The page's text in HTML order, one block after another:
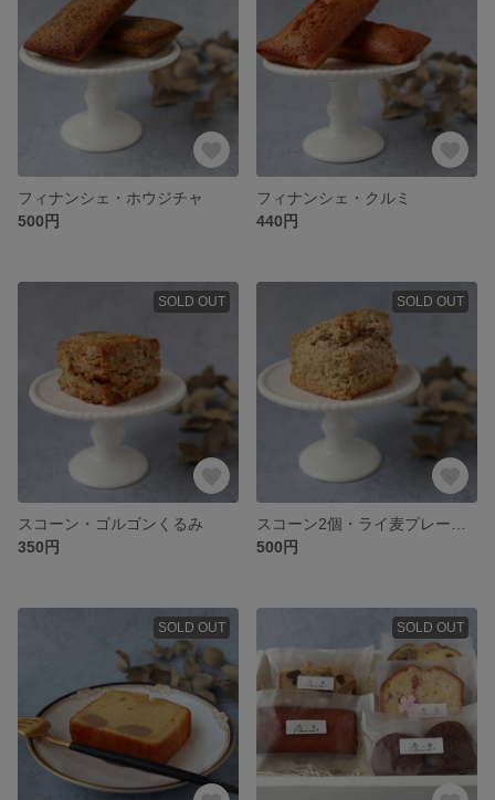
フィナンシェ・ホウジチャ
500円
フィナンシェ・クルミ
440円
SOLD OUT
スコーン・ゴルゴンくるみ
350円
SOLD OUT
500円
SOLD OUT SOLD OUT